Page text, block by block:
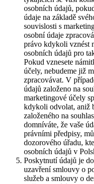
osobních údajů,
údaje na základě
souvislosti s
osobní údaje
právo kdykoli vznést
osobních údajů pro
Pokud vznesete
účely, nebudeme již
zpracovávat. V
údajů založeno na
marketingové účely
kdykoli odvolat, aniž
založeného na
domníváte, že vaše
právními předpisy,
dozorového úřadu,
osobních údajů v
Poskytnutí údajů je
uzavření smlouvy o
služeb a smlouvy o